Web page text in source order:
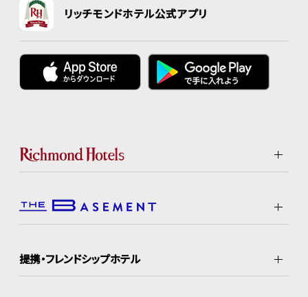
リッチモンドホテル公式アプリ
提携・フレンドシップホテル